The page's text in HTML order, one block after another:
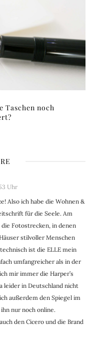
Taschen noch
Uhr
Also ich habe die Wohnen &
für die Seele. Am
Fotostrecken, in denen
stilvoller Menschen
ist die ELLE mein
umfangreicher als in der
mir immer die Harper’s
leider in Deutschland nicht
außerdem den Spiegel im
nur noch online.
den Cicero und die Brand